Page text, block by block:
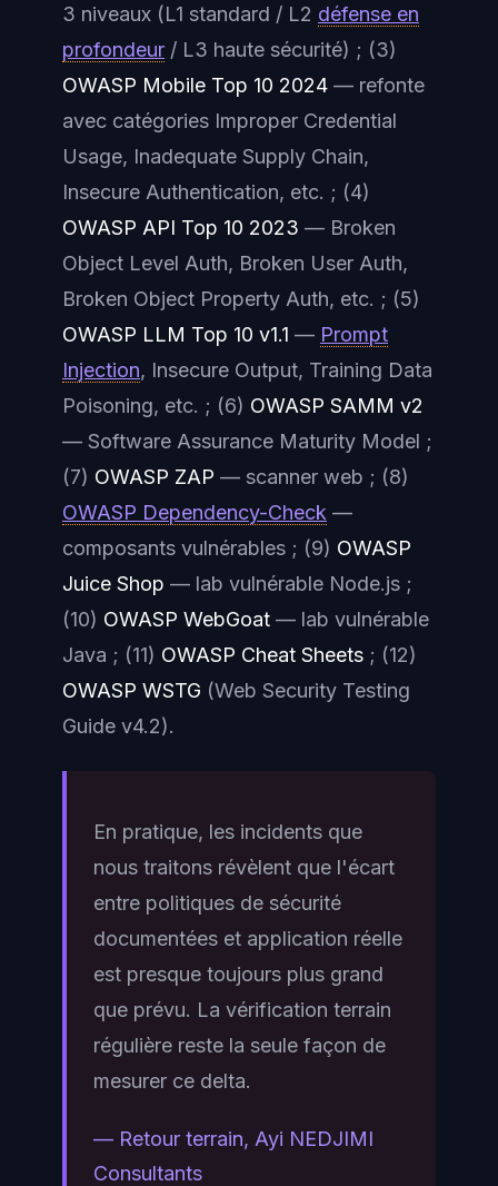
3 niveaux (L1 standard / L2 défense en
profondeur / L3 haute sécurité) ; (3)
OWASP Mobile Top 10 2024 — refonte
avec catégories Improper Credential
Usage, Inadequate Supply Chain,
Insecure Authentication, etc. ; (4)
OWASP API Top 10 2023 — Broken
Object Level Auth, Broken User Auth,
Broken Object Property Auth, etc. ; (5)
OWASP LLM Top 10 v1.1 — Prompt
Injection, Insecure Output, Training Data
Poisoning, etc. ; (6) OWASP SAMM v2
— Software Assurance Maturity Model ;
(7) OWASP ZAP — scanner web ; (8)
OWASP Dependency-Check —
composants vulnérables ; (9) OWASP
Juice Shop — lab vulnérable Node.js ;
(10) OWASP WebGoat — lab vulnérable
Java ; (11) OWASP Cheat Sheets ; (12)
OWASP WSTG (Web Security Testing
Guide v4.2).
En pratique, les incidents que
nous traitons révèlent que l'écart
entre politiques de sécurité
documentées et application réelle
est presque toujours plus grand
que prévu. La vérification terrain
régulière reste la seule façon de
mesurer ce delta.
— Retour terrain, Ayi NEDJIMI
Consultants